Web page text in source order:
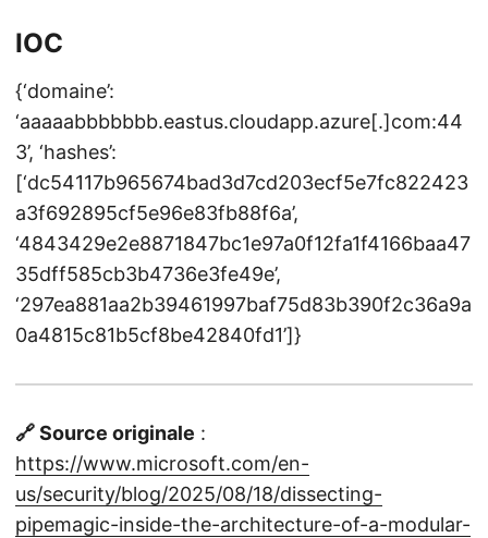
IOC
{‘domaine’:
‘aaaaabbbbbbb.eastus.cloudapp.azure[.]com:44
3’, ‘hashes’:
[‘dc54117b965674bad3d7cd203ecf5e7fc822423
a3f692895cf5e96e83fb88f6a’,
‘4843429e2e8871847bc1e97a0f12fa1f4166baa47
35dff585cb3b4736e3fe49e’,
‘297ea881aa2b39461997baf75d83b390f2c36a9a
0a4815c81b5cf8be42840fd1’]}
🔗 Source originale :
https://www.microsoft.com/en-
us/security/blog/2025/08/18/dissecting-
pipemagic-inside-the-architecture-of-a-modular-